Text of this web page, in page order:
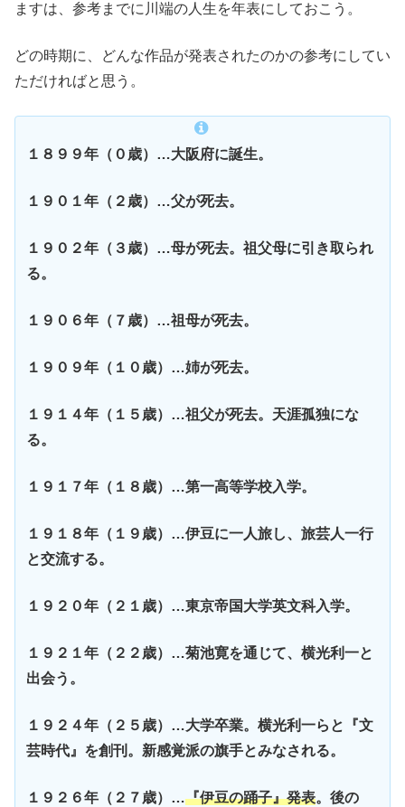
ますは、参考までに川端の人生を年表にしておこう。
どの時期に、どんな作品が発表されたのかの参考にしてい
ただければと思う。
１８９９年（０歳）…大阪府に誕生。
１９０１年（２歳）…父が死去。
１９０２年（３歳）…母が死去。祖父母に引き取られ
る。
１９０６年（７歳）…祖母が死去。
１９０９年（１０歳）…姉が死去。
１９１４年（１５歳）…祖父が死去。天涯孤独にな
る。
１９１７年（１８歳）…第一高等学校入学。
１９１８年（１９歳）…伊豆に一人旅し、旅芸人一行
と交流する。
１９２０年（２１歳）…東京帝国大学英文科入学。
１９２１年（２２歳）…菊池寛を通じて、横光利一と
出会う。
１９２４年（２５歳）…大学卒業。横光利一らと『文
芸時代』を創刊。新感覚派の旗手とみなされる。
１９２６年（２７歳）…『伊豆の踊子』発表。後の